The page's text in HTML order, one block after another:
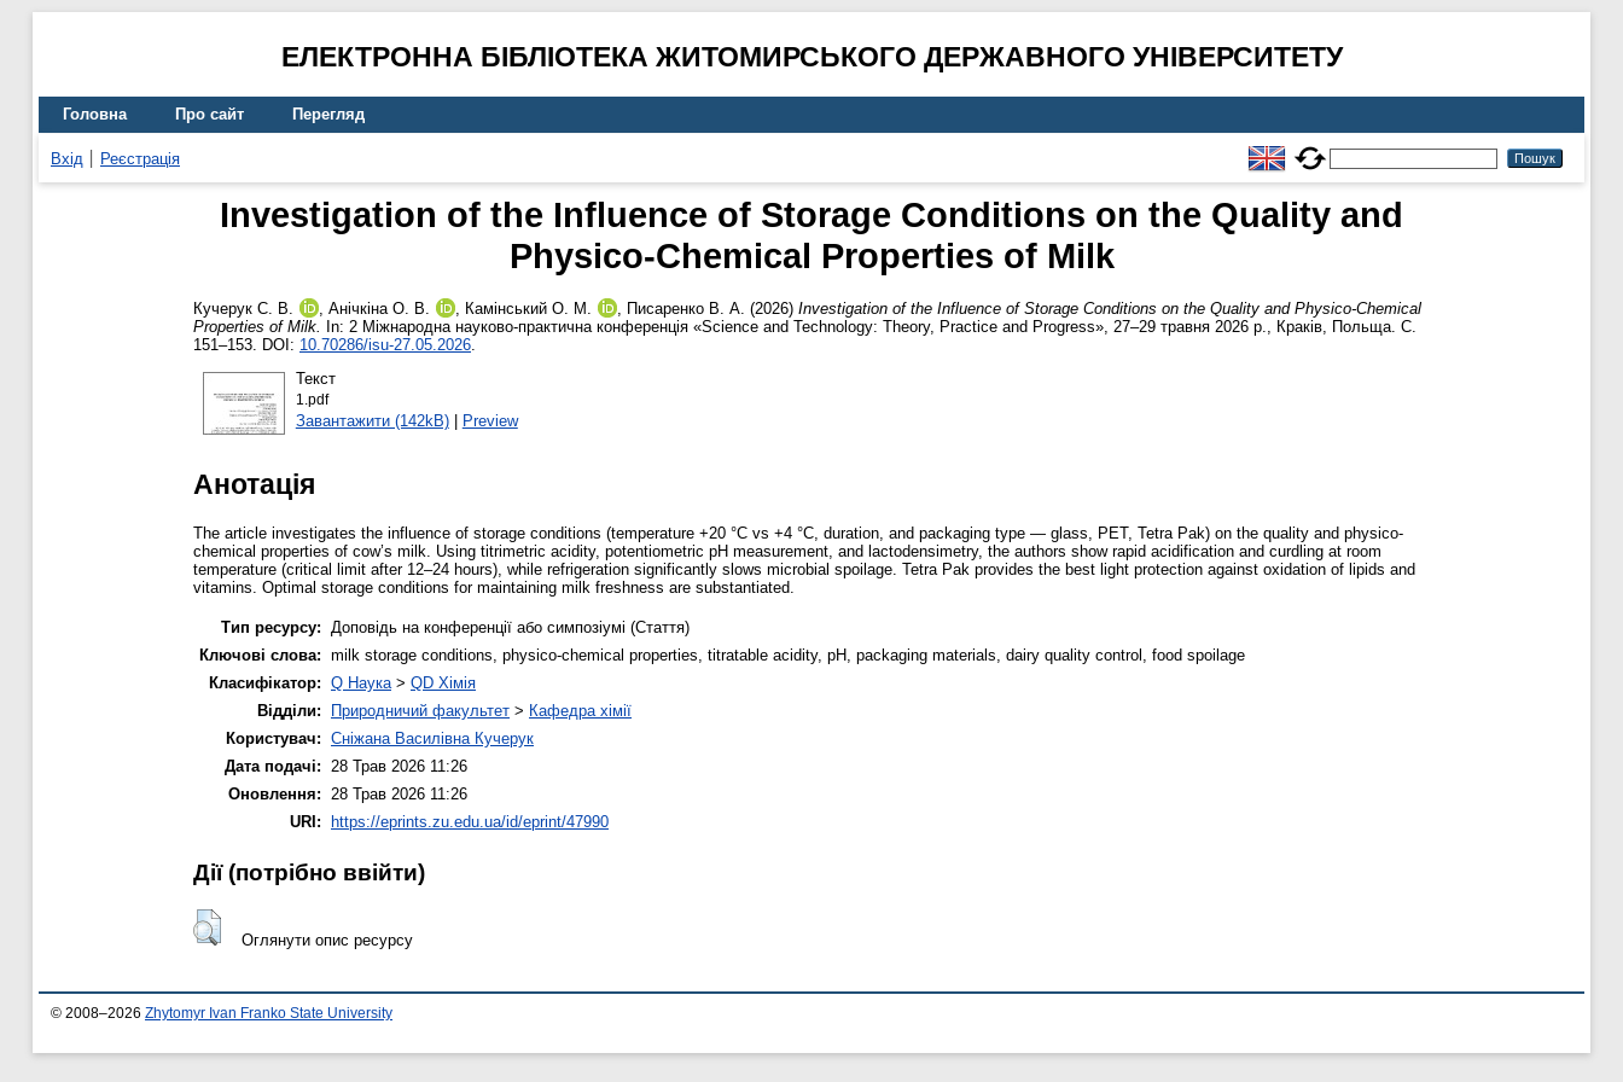
ЕЛЕКТРОННА БІБЛІОТЕКА ЖИТОМИРСЬКОГО ДЕРЖАВНОГО УНІВЕРСИТЕТУ
Головна Про сайт Перегляд
Вхід Реєстрація
Investigation of the Influence of Storage Conditions on the Quality and
Physico-Chemical Properties of Milk
Кучерук С. В. , Анічкіна О. В. , Камінський О. М. , Писаренко В. А. (2026) Investigation of the Influence of Storage Conditions on the Quality and Physico-Chemical
Properties of Milk.
In: 2 Міжнародна науково-практична конференція «Science and Technology: Theory, Practice and Progress», 27–29 травня 2026 р., Краків, Польща. С.
151–153. DOI: 10.70286/isu-27.05.2026.
Текст
1.pdf
Завантажити (142kB)| Preview
Анотація
The article investigates the influence of storage conditions (temperature +20 °C vs +4 °C, duration, and packaging type — glass, PET, Tetra Pak) on the quality and physico-
chemical properties of cow’s milk. Using titrimetric acidity, potentiometric pH measurement, and lactodensimetry, the authors show rapid acidification and curdling at room
temperature (critical limit after 12–24 hours), while refrigeration significantly slows microbial spoilage. Tetra Pak provides the best light protection against oxidation of lipids and
vitamins. Optimal storage conditions for maintaining milk freshness are substantiated.
Тип ресурсу:
Доповідь на конференції або симпозіумі (Стаття)
Ключові слова: milk storage conditions, physico-chemical properties, titratable acidity, pH, packaging materials, dairy quality control, food spoilage
Класифікатор: Q Наука > QD Хімія
Відділи:
Природничий факультет > Кафедра хімії
Користувач: Сніжана Василівна Кучерук
Дата подачі:
28 Трав 2026 11:26
Оновлення:
28 Трав 2026 11:26
URI: https://eprints.zu.edu.ua/id/eprint/47990
Дії ​​(потрібно ввійти)
Оглянути опис ресурсу
© 2008–2026 Zhytomyr Ivan Franko State University